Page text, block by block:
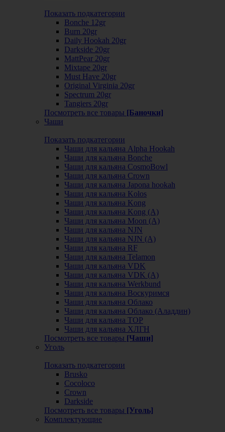
Показать подкатегории
Bonche 12gr
Burn 20gr
Daily Hookah 20gr
Darkside 20gr
MattPear 20gr
Mixtape 20gr
Must Have 20gr
Original Virginia 20gr
Spectrum 20gr
Tangiers 20gr
Посмотреть все товары [Баночки]
Чаши
Показать подкатегории
Чаши для кальяна Alpha Hookah
Чаши для кальяна Bonche
Чаши для кальяна CosmoBowl
Чаши для кальяна Crown
Чаши для кальяна Japona hookah
Чаши для кальяна Kolos
Чаши для кальяна Kong
Чаши для кальяна Kong (A)
Чаши для кальяна Moon (А)
Чаши для кальяна NJN
Чаши для кальяна NJN (А)
Чаши для кальяна RF
Чаши для кальяна Telamon
Чаши для кальяна VDK
Чаши для кальяна VDK (А)
Чаши для кальяна Werkbund
Чаши для кальяна Воскуримся
Чаши для кальяна Облако
Чаши для кальяна Облако (Аладдин)
Чаши для кальяна ТОР
Чаши для кальяна ХЛГН
Посмотреть все товары [Чаши]
Уголь
Показать подкатегории
Brusko
Cocoloco
Crown
Darkside
Посмотреть все товары [Уголь]
Комплектующие